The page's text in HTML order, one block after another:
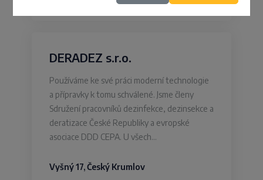
DERADEZ s.r.o.
Používáme ke své práci moderní technologie
a přípravky k tomu schválené. Jsme členy
Sdružení pracovníků dezinfekce, dezinsekce a
deratizace České Republiky a evropské
asociace DDD CEPA. U všech…
Vyšný 17, Český Krumlov